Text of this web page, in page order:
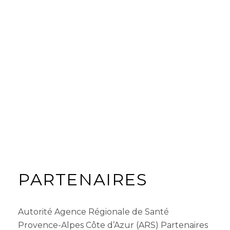
PARTENAIRES
Autorité Agence Régionale de Santé
Provence-Alpes Côte d’Azur (ARS) Partenaires